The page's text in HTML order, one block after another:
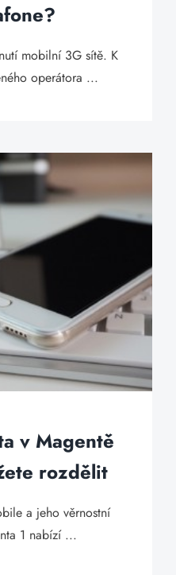
mobilní 3G sítě. K
operátora ...
v Magentě
rozdělit
a jeho věrnostní
1 nabízí ...